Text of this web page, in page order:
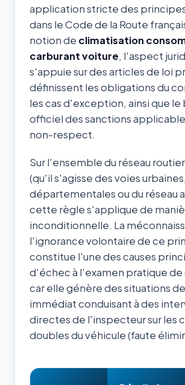
application stricte des
dans le Code de la Route
notion de climatisation
carburant voiture, l'aspect
s'appuie sur des articles de loi
définissent les obligations du
les cas d'exception, ainsi que le
officiel des sanctions
non-respect.
Sur l'ensemble du réseau
(qu'il s'agisse des voies urbaines,
départementales ou du réseau
cette règle s'applique de
inconditionnelle. La
l'ignorance volontaire de ce
constitue l'une des causes
d'échec à l'examen pratique
car elle génère des situations
immédiat conduisant à des
directes de l'inspecteur sur les
doubles du véhicule (faute